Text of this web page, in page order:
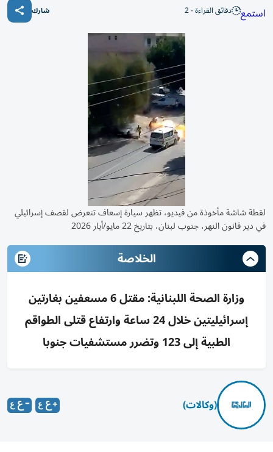
استمع دقائق القراءة - 2 شارك
لقطة شاشة مأخوذة من فيديو، تظهر سيارة إسعاف تتعرض لقصف إسرائيلي
في دير قانون النهر، جنوب لبنان، بتاريخ 22 مايو/أيار 2026
الخلاصة
وزارة الصحة اللبنانية: مقتل 6 مسعفين بغارتين
إسرائيليتين خلال 24 ساعة وارتفاع قتلى الطواقم
الطبية إلى 123 وتضرر مستشفيات جنوبا
(وكالات)